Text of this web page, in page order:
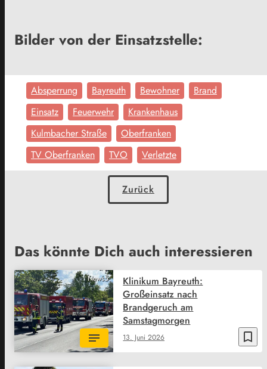
Bilder von der Einsatzstelle:
Absperrung Bayreuth Bewohner
Brand
Einsatz
Feuerwehr
Krankenhaus
Kulmbacher Straße
Oberfranken
TV Oberfranken
TVO Verletzte
Zurück
Das könnte Dich auch interessieren
News5
bookmark_border
13. Juni 2026
Klinikum Bayreuth:
Großeinsatz nach
Brandgeruch am
Samstagmorgen